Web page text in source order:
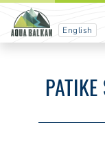
English